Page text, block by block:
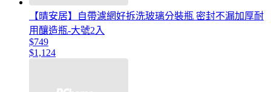
【晴安居】自帶濾網好拆洗玻璃分裝瓶 密封不漏加厚耐
用釀造瓶-大號2入
$749
$1,124